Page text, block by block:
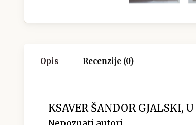
Opis Recenzije (0)
KSAVER ŠANDOR GJALSKI,